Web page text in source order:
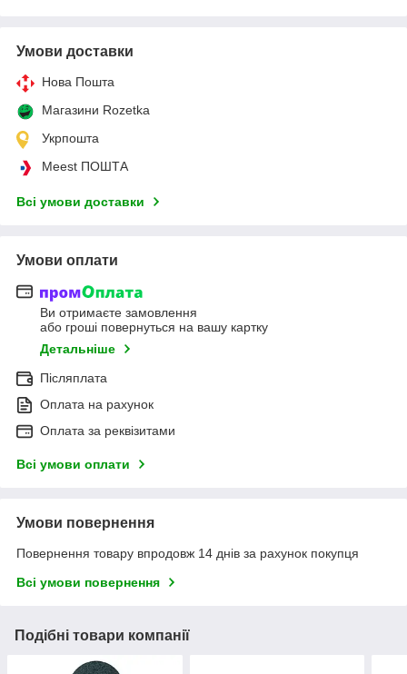
Умови доставки
Нова Пошта
Магазини Rozetka
Укрпошта
Meest ПОШТА
Всі умови доставки
Умови оплати
Ви отримаєте замовлення
або гроші повернуться на вашу картку
Детальніше
Післяплата
Оплата на рахунок
Оплата за реквізитами
Всі умови оплати
Умови повернення
Повернення товару впродовж 14 днів за рахунок покупця
Всі умови повернення
Подібні товари компанії